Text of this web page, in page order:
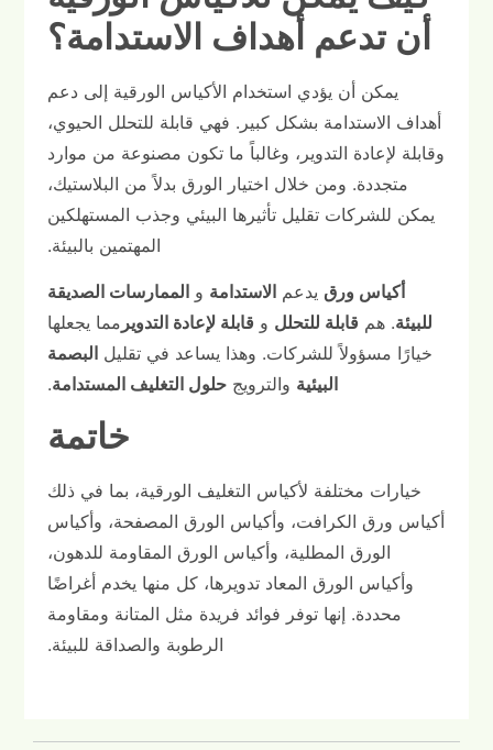
أن تدعم أهداف الاستدامة؟
يمكن أن يؤدي استخدام الأكياس الورقية إلى دعم
أهداف الاستدامة بشكل كبير. فهي قابلة للتحلل الحيوي،
وقابلة لإعادة التدوير، وغالباً ما تكون مصنوعة من موارد
متجددة. ومن خلال اختيار الورق بدلاً من البلاستيك،
يمكن للشركات تقليل تأثيرها البيئي وجذب المستهلكين
المهتمين بالبيئة.
أكياس ورق يدعم الاستدامة و الممارسات الصديقة
للبيئة. هم قابلة للتحلل و قابلة لإعادة التدوير مما يجعلها
خيارًا مسؤولاً للشركات. وهذا يساعد في تقليل البصمة
البيئية والترويجحلول التغليف المستدامة.
خاتمة
خيارات مختلفة لأكياس التغليف الورقية، بما في ذلك
أكياس ورق الكرافت، وأكياس الورق المصفحة، وأكياس
الورق المطلية، وأكياس الورق المقاومة للدهون،
وأكياس الورق المعاد تدويرها، كل منها يخدم أغراضًا
محددة. إنها توفر فوائد فريدة مثل المتانة ومقاومة
الرطوبة والصداقة للبيئة.